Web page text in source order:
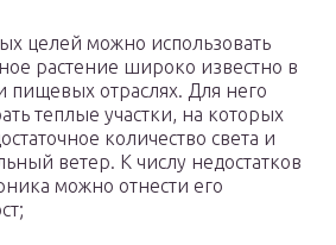
целей можно использовать
растение широко известно в
пищевых отраслях. Для него
теплые участки, на которых
количество света и
ветер. К числу недостатков
можно отнести его